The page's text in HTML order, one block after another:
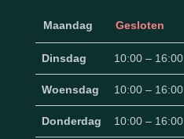
Maandag Gesloten
Dinsdag 10:00 – 16:00
Woensdag 10:00 – 16:00
Donderdag 10:00 – 16:00